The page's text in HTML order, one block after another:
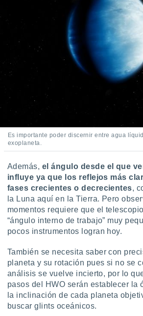
Es importante poder discernir entre agua
exoplaneta.
Además, el ángulo desde el que
influye ya que los reflejos más
fases crecientes o decrecientes,
la Luna aquí en la Tierra. Pero
momentos requiere que el
“ángulo interno de trabajo” muy
pocos instrumentos logran hoy.
También se necesita saber con
planeta y su rotación pues si no se
análisis se vuelve incierto, por lo
pasos del HWO serán establecer la
la inclinación de cada planeta
buscar glints oceánicos.